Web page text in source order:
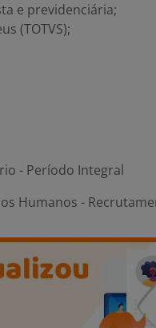
e previdenciária;
(TOTVS);
- Período Integral
Humanos -